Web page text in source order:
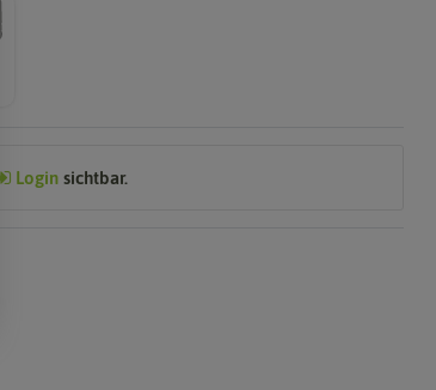
Loginsichtbar.